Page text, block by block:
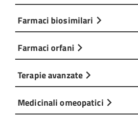
Farmaci biosimilari
Farmaci orfani
Terapie avanzate
Medicinali omeopatici